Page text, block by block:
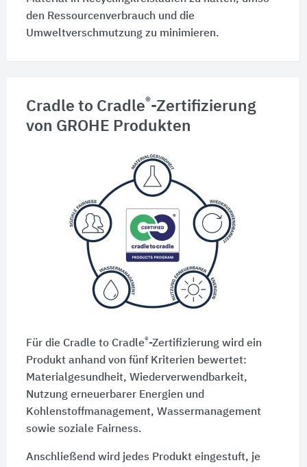
den Ressourcenverbrauch und die
Umweltverschmutzung zu minimieren.
Cradle to Cradle®-Zertifizierung
von GROHE Produkten
Für die Cradle to Cradle®-Zertifizierung wird ein
Produkt anhand von fünf Kriterien bewertet:
Materialgesundheit, Wiederverwendbarkeit,
Nutzung erneuerbarer Energien und
Kohlenstoffmanagement, Wassermanagement
sowie soziale Fairness.
Anschließend wird jedes Produkt eingestuft, je